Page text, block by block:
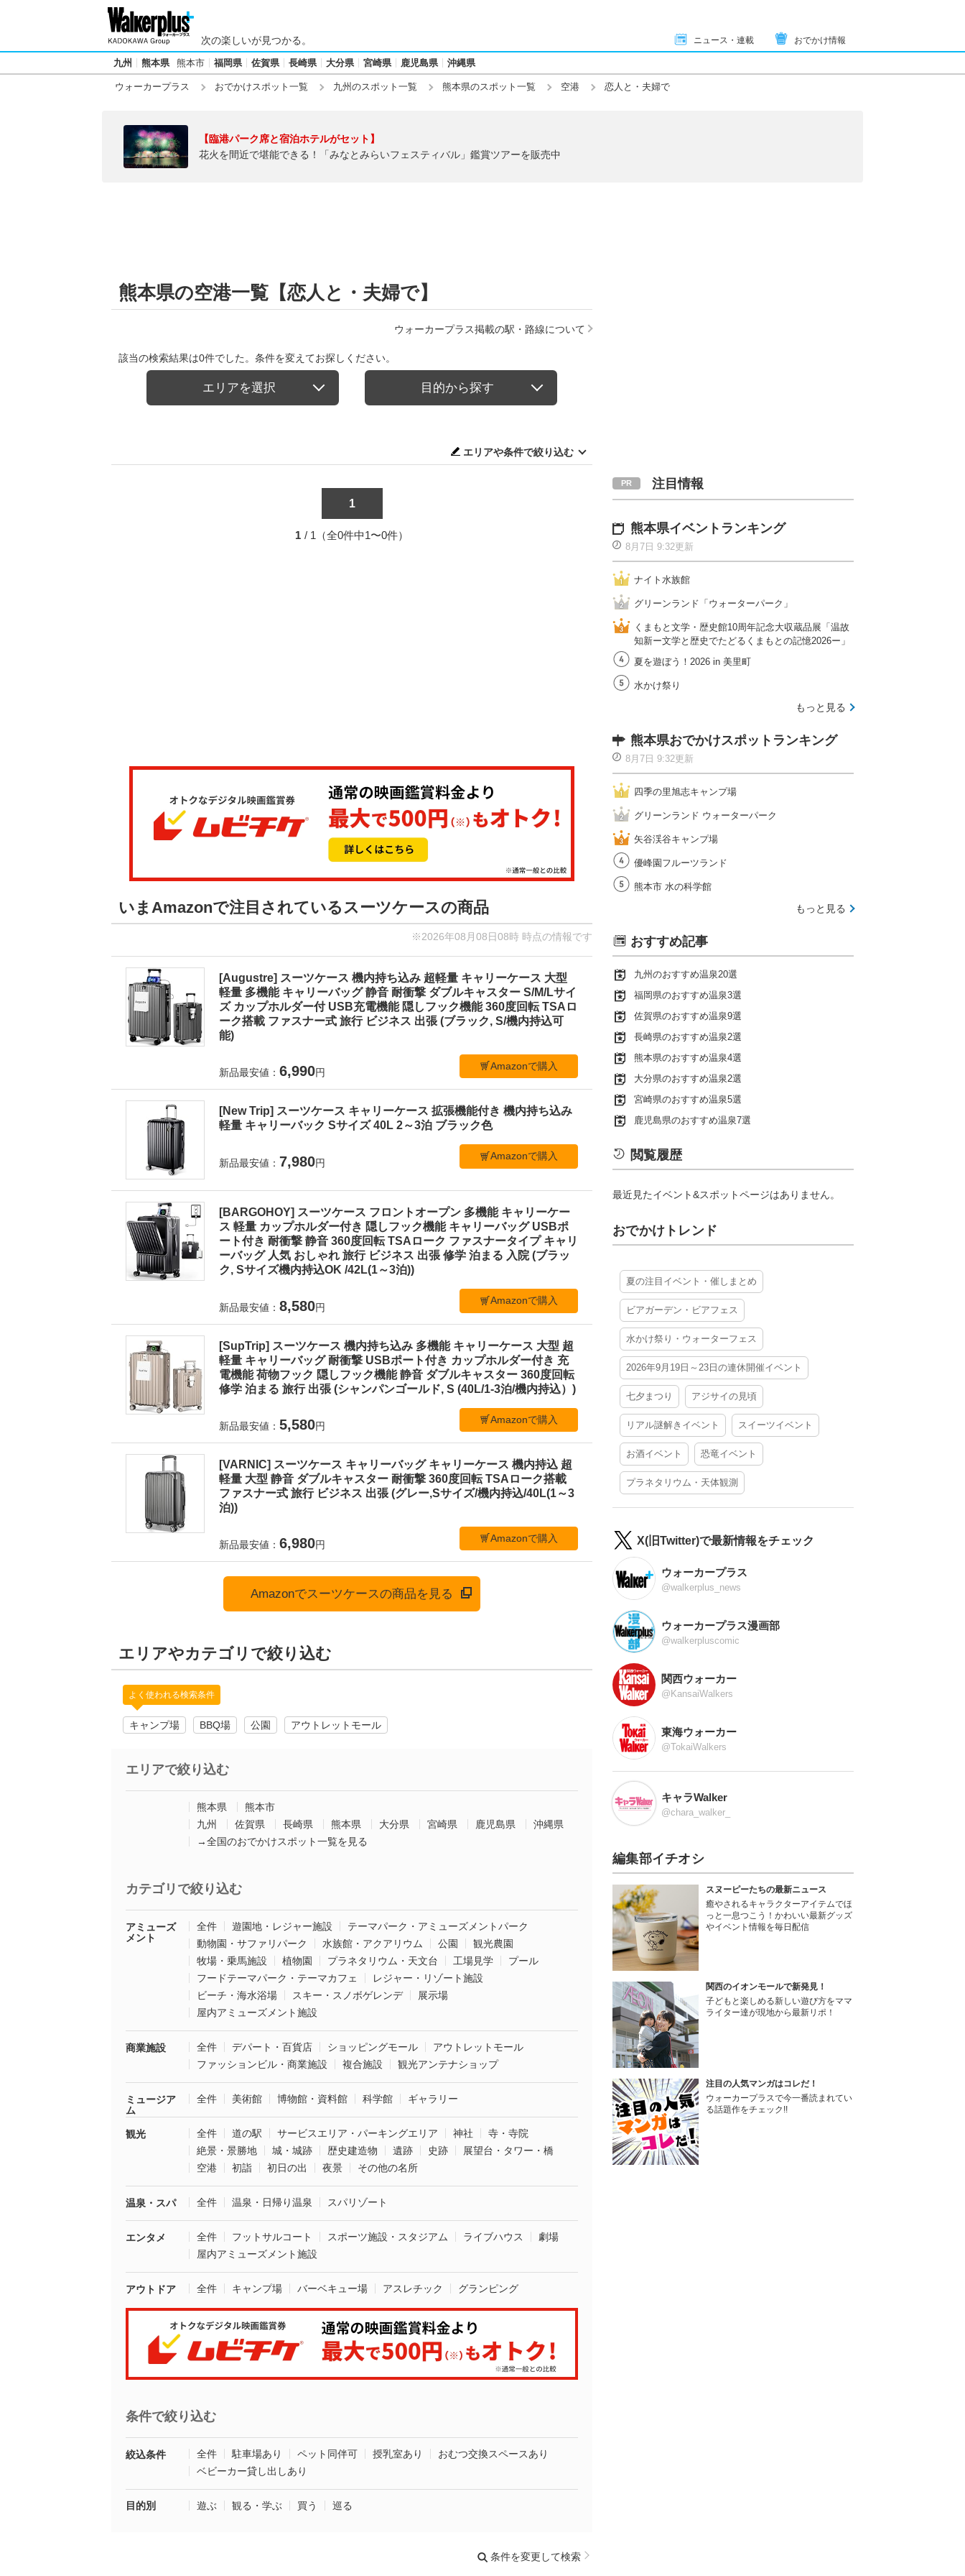
次の楽しいが見つかる。 ニュース・連載 おでかけ情報
九州 熊本県 熊本市 福岡県 佐賀県 長崎県 大分県 宮崎県 鹿児島県 沖縄県
ウォーカープラス おでかけスポット一覧 九州のスポット一覧 熊本県のスポット一覧 空港 恋人と・夫婦で
【臨港パーク席と宿泊ホテルがセット】
花火を間近で堪能できる！「みなとみらいフェスティバル」鑑賞ツアーを販売中
熊本県の空港一覧【恋人と・夫婦で】
ウォーカープラス掲載の駅・路線について
該当の検索結果は0件でした。条件を変えてお探しください。
エリアを選択 目的から探す
エリアや条件で絞り込む
1
1 / 1（全0件中1〜0件）
いまAmazonで注目されているスーツケースの商品
※2026年08月08日08時 時点の情報です
[Augustre] スーツケース 機内持ち込み 超軽量 キャリーケース 大型
軽量 多機能 キャリーバッグ 静音 耐衝撃 ダブルキャスター S/M/Lサイ
ズ カップホルダー付 USB充電機能 隠しフック機能 360度回転 TSAロ
ーク搭載 ファスナー式 旅行 ビジネス 出張 (ブラック, S/機内持込可
能)
新品最安値： 6,990円
Amazonで購入
[New Trip] スーツケース キャリーケース 拡張機能付き 機内持ち込み
軽量 キャリーバック Sサイズ 40L 2～3泊 ブラック色
新品最安値： 7,980円
Amazonで購入
[BARGOHOY] スーツケース フロントオープン 多機能 キャリーケー
ス 軽量 カップホルダー付き 隠しフック機能 キャリーバッグ USBポ
ート付き 耐衝撃 静音 360度回転 TSAローク ファスナータイプ キャリ
ーバッグ 人気 おしゃれ 旅行 ビジネス 出張 修学 泊まる 入院 (ブラッ
ク, Sサイズ機内持込OK /42L(1～3泊))
新品最安値： 8,580円
Amazonで購入
[SupTrip] スーツケース 機内持ち込み 多機能 キャリーケース 大型 超
軽量 キャリーバッグ 耐衝撃 USBポート付き カップホルダー付き 充
電機能 荷物フック 隠しフック機能 静音 ダブルキャスター 360度回転
修学 泊まる 旅行 出張 (シャンパンゴールド, S (40L/1-3泊/機内持込）)
新品最安値： 5,580円
Amazonで購入
[VARNIC] スーツケース キャリーバッグ キャリーケース 機内持込 超
軽量 大型 静音 ダブルキャスター 耐衝撃 360度回転 TSAローク搭載
ファスナー式 旅行 ビジネス 出張 (グレー,Sサイズ/機内持込/40L(1～3
泊))
新品最安値： 6,980円
Amazonで購入
Amazonでスーツケースの商品を見る
エリアやカテゴリで絞り込む
よく使われる検索条件
キャンプ場 BBQ場 公園 アウトレットモール
エリアで絞り込む
熊本県
熊本市
九州
佐賀県 長崎県 熊本県 大分県 宮崎県 鹿児島県
沖縄県
→全国のおでかけスポット一覧を見る
カテゴリで絞り込む
アミューズ
メント
全件 遊園地・レジャー施設
テーマパーク・アミューズメントパーク
動物園・サファリパーク
水族館・アクアリウム 公園
観光農園
牧場・乗馬施設
植物園 プラネタリウム・天文台 工場見学
プール
フードテーマパーク・テーマカフェ
レジャー・リゾート施設
ビーチ・海水浴場
スキー・スノボゲレンデ
展示場
屋内アミューズメント施設
商業施設 全件 デパート・百貨店 ショッピングモール
アウトレットモール
ファッションビル・商業施設
複合施設 観光アンテナショップ
ミュージア
ム
全件 美術館 博物館・資料館 科学館 ギャラリー
観光 全件 道の駅 サービスエリア・パーキングエリア 神社
寺・寺院
絶景・景勝地
城・城跡 歴史建造物 遺跡 史跡
展望台・タワー・橋
空港
初詣 初日の出 夜景 その他の名所
温泉・スパ 全件 温泉・日帰り温泉 スパリゾート
エンタメ 全件 フットサルコート スポーツ施設・スタジアム ライブハウス
劇場
屋内アミューズメント施設
アウトドア 全件 キャンプ場 バーベキュー場 アスレチック グランピング
条件で絞り込む
絞込条件 全件 駐車場あり ペット同伴可 授乳室あり
おむつ交換スペースあり
ベビーカー貸し出しあり
目的別 遊ぶ 観る・学ぶ 買う 巡る
条件を変更して検索
注目情報
熊本県イベントランキング
8月7日 9:32更新
ナイト水族館
グリーンランド「ウォーターパーク」
くまもと文学・歴史館10周年記念大収蔵品展「温故
知新ー文学と歴史でたどるくまもとの記憶2026ー」
夏を遊ぼう！2026 in 美里町
水かけ祭り
もっと見る
熊本県おでかけスポットランキング
8月7日 9:32更新
四季の里旭志キャンプ場
グリーンランド ウォーターパーク
矢谷渓谷キャンプ場
優峰園フルーツランド
熊本市 水の科学館
もっと見る
おすすめ記事
九州のおすすめ温泉20選
福岡県のおすすめ温泉3選
佐賀県のおすすめ温泉9選
長崎県のおすすめ温泉2選
熊本県のおすすめ温泉4選
大分県のおすすめ温泉2選
宮崎県のおすすめ温泉5選
鹿児島県のおすすめ温泉7選
閲覧履歴
最近見たイベント&スポットページはありません。
おでかけトレンド
夏の注目イベント・催しまとめ
ビアガーデン・ビアフェス
水かけ祭り・ウォーターフェス
2026年9月19日～23日の連休開催イベント
七夕まつり アジサイの見頃
リアル謎解きイベント スイーツイベント
お酒イベント 恐竜イベント
プラネタリウム・天体観測
X(旧Twitter)で最新情報をチェック
ウォーカープラス
@walkerplus_news
ウォーカープラス漫画部
@walkerpluscomic
関西ウォーカー
@KansaiWalkers
東海ウォーカー
@TokaiWalkers
キャラWalker
@chara_walker_
編集部イチオシ
スヌーピーたちの最新ニュース
癒やされるキャラクターアイテムでほ
っと一息つこう！かわいい最新グッズ
やイベント情報を毎日配信
関西のイオンモールで新発見！
子どもと楽しめる新しい遊び方をママ
ライター達が現地から最新リポ！
注目の人気マンガはコレだ！
ウォーカープラスで今一番読まれてい
る話題作をチェック!!